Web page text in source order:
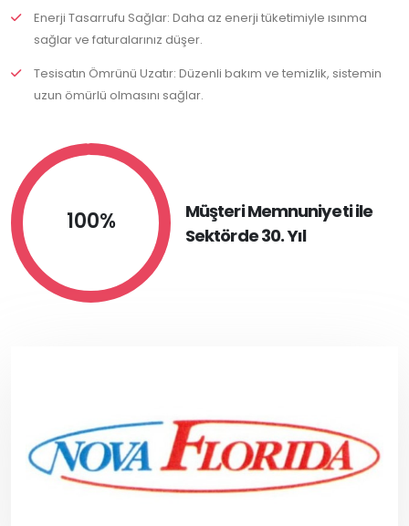
Enerji Tasarrufu Sağlar: Daha az enerji tüketimiyle ısınma
sağlar ve faturalarınız düşer.
Tesisatın Ömrünü Uzatır: Düzenli bakım ve temizlik, sistemin
uzun ömürlü olmasını sağlar.
100%
Müşteri Memnuniyeti ile
Sektörde 30. Yıl